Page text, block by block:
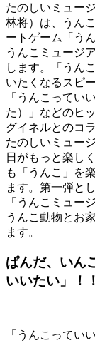
たのしいミュー
林将）は、うん
ートゲーム「う
うんこミュージ
します。「うん
いたくなるスピ
「うんこってい
た）」などのヒ
グイネルとのコ
たのしいミュー
⽇がもっと楽し
も「うんこ」を
ます。第⼀弾と
「うんこミュー
うんこ動物とお
ます。
ぱんだ、いん
いいたい」！！
「うんこってい